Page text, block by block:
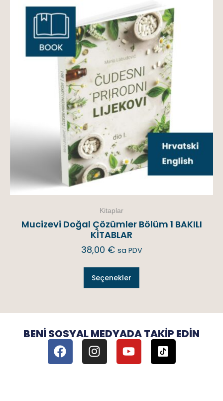
Kitaplar
Mucizevi Doğal Çözümler Bölüm 1 BAKILI
KİTABLAR
38,00 € sa PDV
Seçenekler
BENI SOSYAL MEDYADA TAKIP EDIN